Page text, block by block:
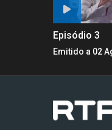
Episódio 3
Emitido a 02